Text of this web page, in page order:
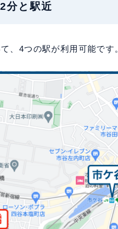
分と駅近
、4つの駅が利用可能です